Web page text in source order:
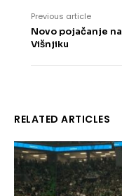
Previous article
Novo pojačanje na
Višnjiku
RELATED ARTICLES